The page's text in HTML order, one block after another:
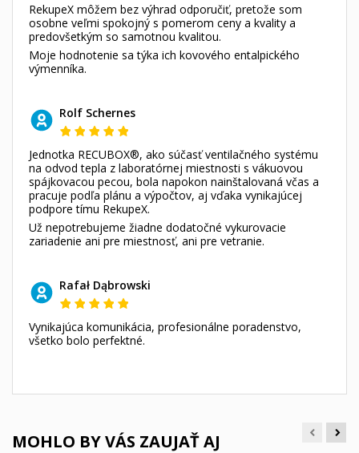
RekupeX môžem bez výhrad odporučiť, pretože som
osobne veľmi spokojný s pomerom ceny a kvality a
predovšetkým so samotnou kvalitou.
Moje hodnotenie sa týka ich kovového entalpického
výmenníka.
Rolf Schernes
Jednotka RECUBOX®, ako súčasť ventilačného systému
na odvod tepla z laboratórnej miestnosti s vákuovou
spájkovacou pecou, bola napokon nainštalovaná včas a
pracuje podľa plánu a výpočtov, aj vďaka vynikajúcej
podpore tímu RekupeX.
Už nepotrebujeme žiadne dodatočné vykurovacie
zariadenie ani pre miestnosť, ani pre vetranie.
Rafał Dąbrowski
Vynikajúca komunikácia, profesionálne poradenstvo,
všetko bolo perfektné.
MOHLO BY VÁS ZAUJAŤ AJ